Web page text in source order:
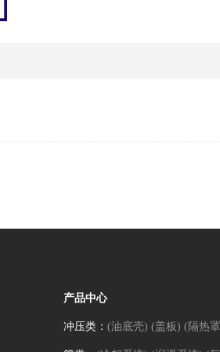
产品中心
冲压类： (油底壳) (盖板) (隔热